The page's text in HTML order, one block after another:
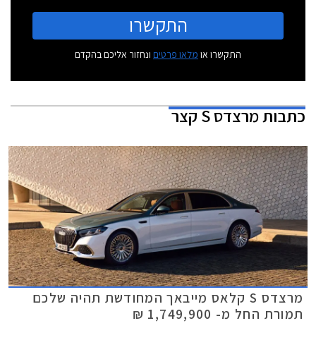
התקשרו
התקשרו או מלאו פרטים ונחזור אליכם בהקדם
כתבותמרצדס S קצר
מרצדס S קלאס מייבאך המחודשת תהיה שלכם
תמורת החל מ- 1,749,900 ₪